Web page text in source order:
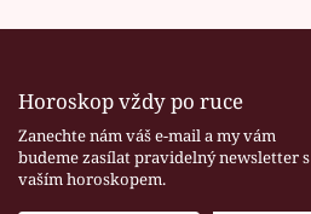
Horoskop vždy po ruce
Zanechte nám váš e-mail a my vám
budeme zasílat pravidelný newsletter s
vaším horoskopem.